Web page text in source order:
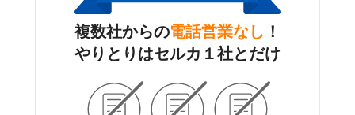
複数社からの電話営業なし ！
やりとりはセルカ１社とだけ